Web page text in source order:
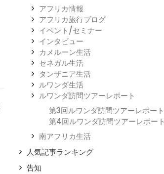
アフリカ情報
アフリカ旅行ブログ
イベント/セミナー
インタビュー
カメルーン生活
セネガル生活
タンザニア生活
ルワンダ生活
ルワンダ訪問ツアーレポート
第3回ルワンダ訪問ツアーレポート
第4回ルワンダ訪問ツアーレポート
南アフリカ生活
人気記事ランキング
告知